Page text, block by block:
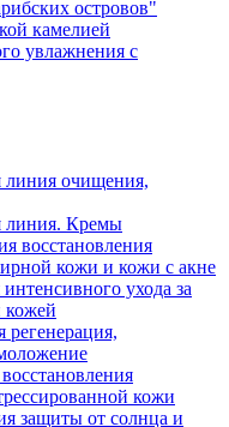
островов"
камелией
увлажнения с
линия очищения,
линия. Кремы
восстановления
кожи и кожи с акне
ухода за
кожей
регенерация,
кожи
защиты от солнца и